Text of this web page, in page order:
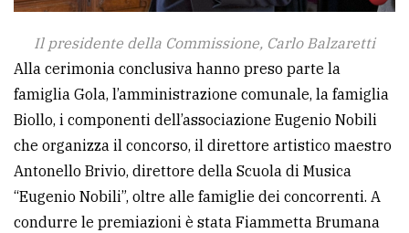
Il presidente della Commissione, Carlo Balzaretti
Alla cerimonia conclusiva hanno preso parte la
famiglia Gola, l’amministrazione comunale, la famiglia
Biollo, i componenti dell’associazione Eugenio Nobili
che organizza il concorso, il direttore artistico maestro
Antonello Brivio, direttore della Scuola di Musica
“Eugenio Nobili”, oltre alle famiglie dei concorrenti. A
condurre le premiazioni è stata Fiammetta Brumana